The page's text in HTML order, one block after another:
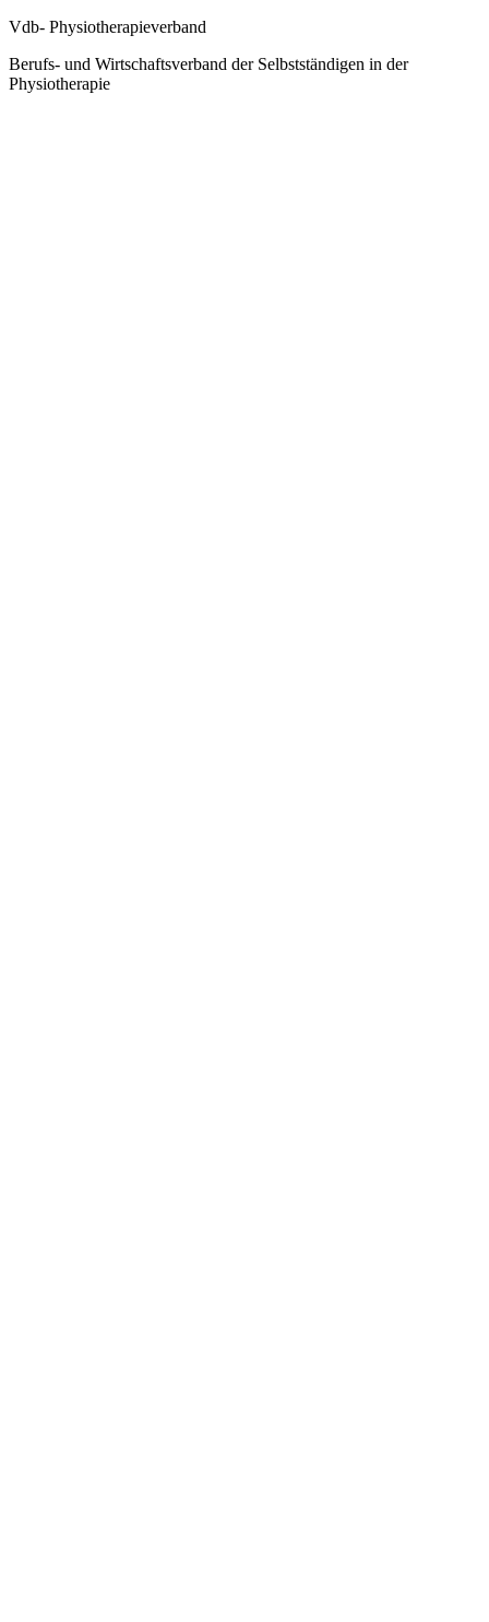
Vdb- Physiotherapieverband
Berufs- und Wirtschaftsverband der Selbstständigen in der
Physiotherapie